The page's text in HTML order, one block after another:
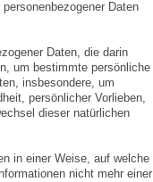
Daten
Daten, die darin
um bestimmte persönliche
insbesondere, um
persönlicher Vorlieben,
dieser natürlichen
in einer Weise, auf welche
nicht mehr einer